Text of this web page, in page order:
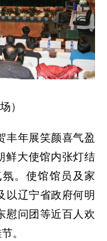
）
年展笑颜喜气盈
鲜大使馆内张灯结
。使馆馆员及家
以辽宁省政府何明
慰问团等近百人欢
。